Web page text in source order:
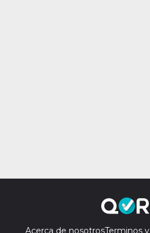
Acerca de nosotrosTerminos